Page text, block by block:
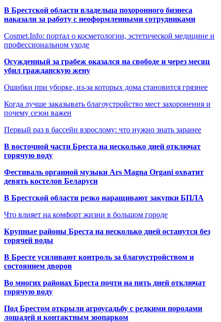
В Брестской области владельца похоронного бизнеса
наказали за работу с неоформленными сотрудниками
Cosmet.Info: портал о косметологии, эстетической медицине и
профессиональном уходе
Осужденный за грабеж оказался на свободе и через месяц
убил гражданскую жену
Ошибки при уборке, из-за которых дома становится грязнее
Когда лучше заказывать благоустройство мест захоронения и
почему сезон важен
Первый раз в бассейн взрослому: что нужно знать заранее
В восточной части Бреста на несколько дней отключат
горячую воду
Фестиваль органной музыки Ars Magna Organi охватит
девять костелов Беларуси
В Брестской области резко наращивают закупки БПЛА
Что влияет на комфорт жизни в большом городе
Крупные районы Бреста на несколько дней останутся без
горячей воды
В Бресте усиливают контроль за благоустройством и
состоянием дворов
Во многих районах Бреста почти на пять дней отключат
горячую воду
Под Брестом открыли агроусадьбу с редкими породами
лошадей и контактным зоопарком